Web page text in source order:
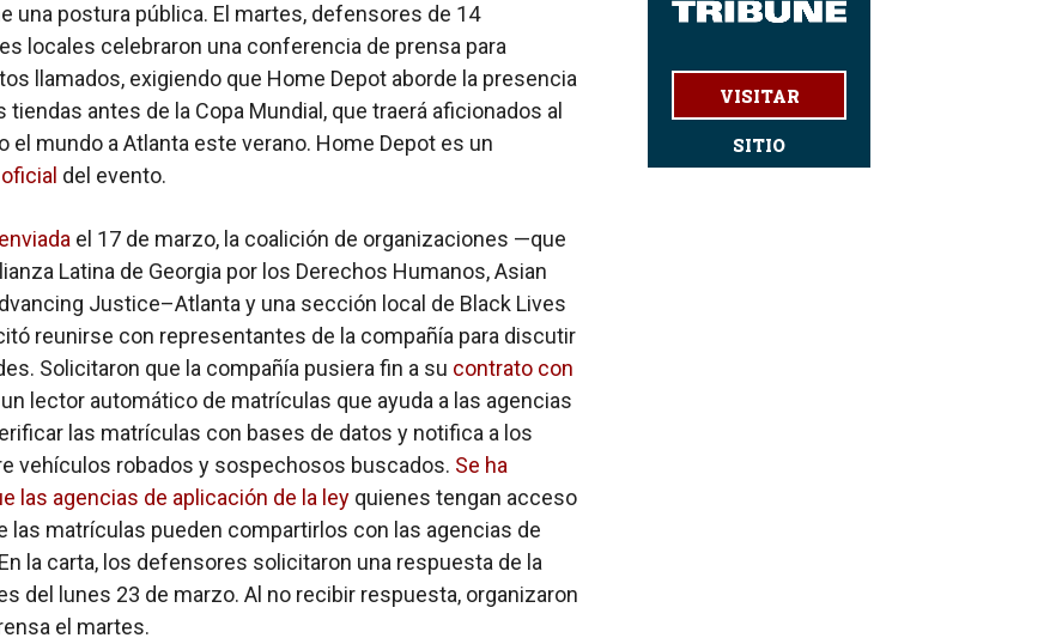
una postura pública. El martes, defensores de 14
locales celebraron una conferencia de prensa para
llamados, exigiendo que Home Depot aborde la presencia
tiendas antes de la Copa Mundial, que traerá aficionados al
el mundo a Atlanta este verano. Home Depot es un
del evento.
enviada el 17 de marzo, la coalición de organizaciones —que
Latina de Georgia por los Derechos Humanos, Asian
Justice–Atlanta y una sección local de Black Lives
reunirse con representantes de la compañía para discutir
Solicitaron que la compañía pusiera fin a su contrato con
un lector automático de matrículas que ayuda a las agencias
las matrículas con bases de datos y notifica a los
vehículos robados y sospechosos buscados. Se ha
las agencias de aplicación de la ley quienes tengan acceso
las matrículas pueden compartirlos con las agencias de
la carta, los defensores solicitaron una respuesta de la
del lunes 23 de marzo. Al no recibir respuesta, organizaron
el martes.
VISITAR
SITIO